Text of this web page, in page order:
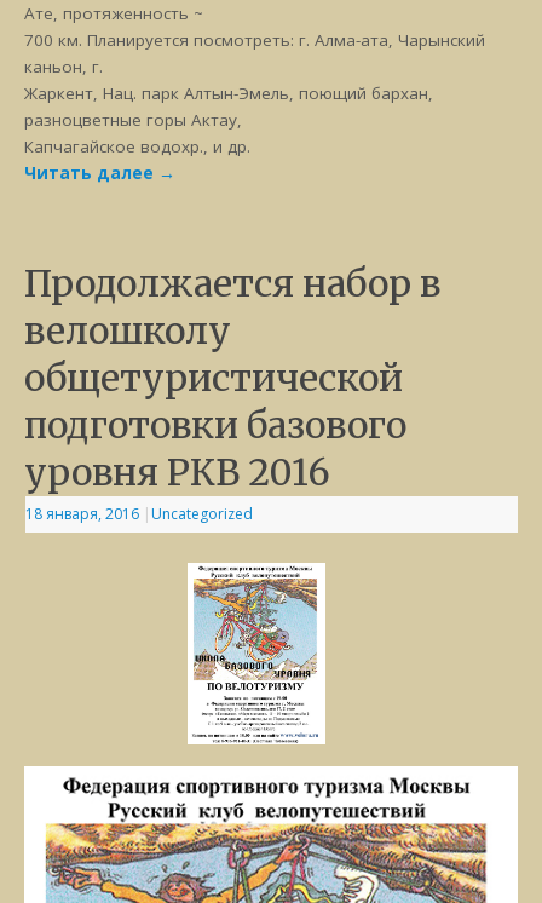
Ате, протяженность ~
700 км. Планируется посмотреть: г. Алма-ата, Чарынский
каньон, г.
Жаркент, Нац. парк Алтын-Эмель, поющий бархан,
разноцветные горы Актау,
Капчагайское водохр., и др.
Читать далее →
Продолжается набор в
велошколу
общетуристической
подготовки базового
уровня РКВ 2016
18 января, 2016 | Uncategorized